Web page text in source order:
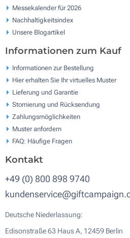
Messekalender für 2026
Nachhaltigkeitsindex
Unsere Blogartikel
Informationen zum Kauf
Informationen zur Bestellung
Hier erhalten Sie Ihr virtuelles Muster
Lieferung und Garantie
Stornierung und Rücksendung
Zahlungsmöglichkeiten
Muster anfordern
FAQ: Häufige Fragen
Kontakt
+49 (0) 800 898 9740
Deutsche Niederlassung:
Edisonstraße 63 Haus A, 12459 Berlin